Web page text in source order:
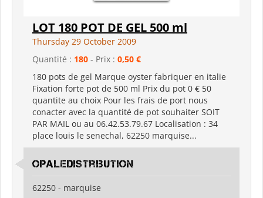
LOT 180 POT DE GEL 500 ml
Thursday 29 October 2009
Quantité : 180 - Prix : 0,50 €
180 pots de gel Marque oyster fabriquer en italie
Fixation forte pot de 500 ml Prix du pot 0 € 50
quantite au choix Pour les frais de port nous
conacter avec la quantité de pot souhaiter SOIT
PAR MAIL ou au 06.42.53.79.67 Localisation : 34
place louis le senechal, 62250 marquise...
opaledistribution
62250 - marquise